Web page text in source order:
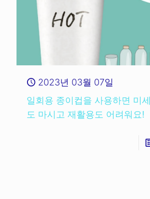
2023년 03월 07일
일회용 종이컵을 사용하면 미
도 마시고 재활용도 어려워요!